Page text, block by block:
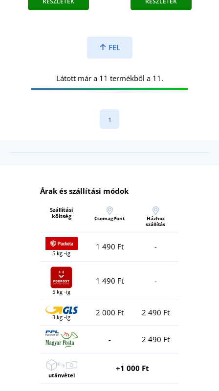
FEL
Látott már a 11 termékből a 11.
1
Árak és szállítási módok
Szállítási
költség
CsomagPont
Házhoz
szállítás
5 kg -ig
1 490 Ft -
5 kg -ig
1 490 Ft -
3 kg -ig 2 000 Ft 2 490 Ft
- 2 490 Ft
utánvétel
+1 000 Ft